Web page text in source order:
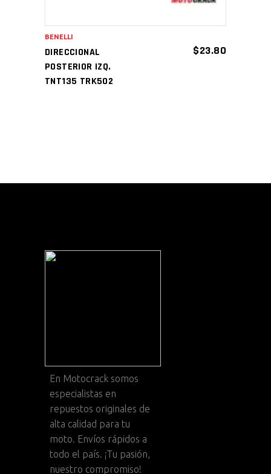
DIRECCIONAL
POSTERIOR IZQ.
TNT135 TRK502
$23.80
BENELLI
En Motocrack somos
especialistas en
repuestos originales de
alta calidad para tu
moto. Envíos rápidos a
todo el país. ¡Tu pasión,
nuestro compromiso!